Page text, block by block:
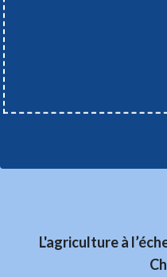
L'agriculture à